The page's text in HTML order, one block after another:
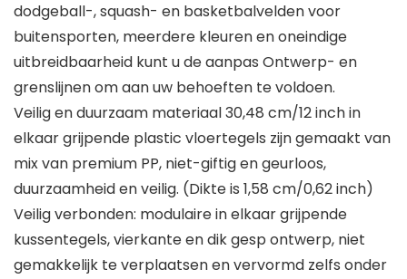
dodgeball-, squash- en basketbalvelden voor
buitensporten, meerdere kleuren en oneindige
uitbreidbaarheid kunt u de aanpas Ontwerp- en
grenslijnen om aan uw behoeften te voldoen.
Veilig en duurzaam materiaal 30,48 cm/12 inch in
elkaar grijpende plastic vloertegels zijn gemaakt van
mix van premium PP, niet-giftig en geurloos,
duurzaamheid en veilig. (Dikte is 1,58 cm/0,62 inch)
Veilig verbonden: modulaire in elkaar grijpende
kussentegels, vierkante en dik gesp ontwerp, niet
gemakkelijk te verplaatsen en vervormd zelfs onder